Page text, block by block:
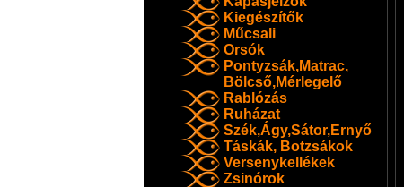
Kiegészítők
Műcsali
Orsók
Pontyzsák,Matrac,
Bölcső,Mérlegelő
Rablózás
Ruházat
Szék,Ágy,Sátor,Ernyő
Táskák, Botzsákok
Versenykellékek
Zsinórok